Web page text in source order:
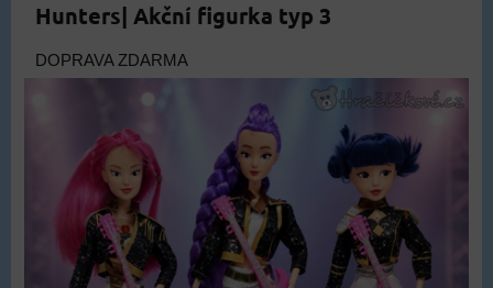
Hunters| Akční figurka typ 3
DOPRAVA ZDARMA